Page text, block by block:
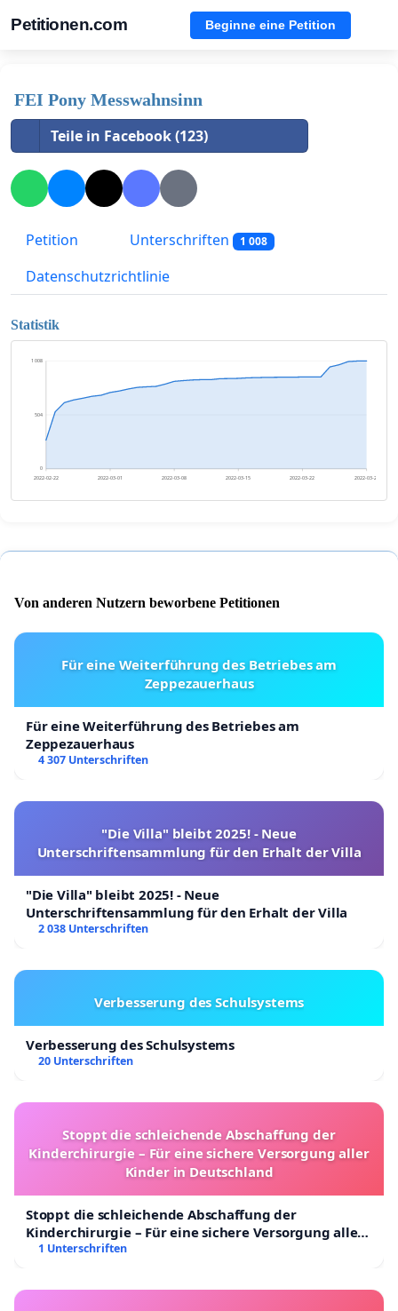
Petitionen.com Beginne eine Petition
FEI Pony Messwahnsinn
Teile in Facebook (123)
Petition Unterschriften 1 008
Datenschutzrichtlinie
Statistik
0
504
1 008
2022-02-22 2022-03-01 2022-03-08 2022-03-15 2022-03-22 2022-03-29
Von anderen Nutzern beworbene Petitionen
Für eine Weiterführung des Betriebes am
Zeppezauerhaus
Für eine Weiterführung des Betriebes am
Zeppezauerhaus
4 307 Unterschriften
"Die Villa" bleibt 2025! - Neue
Unterschriftensammlung für den Erhalt der Villa
"Die Villa" bleibt 2025! - Neue
Unterschriftensammlung für den Erhalt der Villa
2 038 Unterschriften
Verbesserung des Schulsystems
Verbesserung des Schulsystems
20 Unterschriften
Stoppt die schleichende Abschaffung der
Kinderchirurgie – Für eine sichere Versorgung aller
Kinder in Deutschland
Stoppt die schleichende Abschaffung der
Kinderchirurgie – Für eine sichere Versorgung aller
Kinder in Deutschland
1 Unterschriften